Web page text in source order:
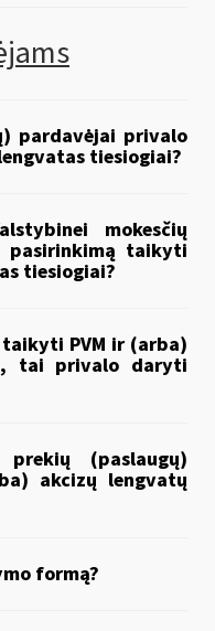
pardavėjai privalo
tiesiogiai?
mokesčių
pasirinkimą taikyti
tiesiogiai?
PVM ir (arba)
tai privalo daryti
(paslaugų)
akcizų lengvatų
formą?